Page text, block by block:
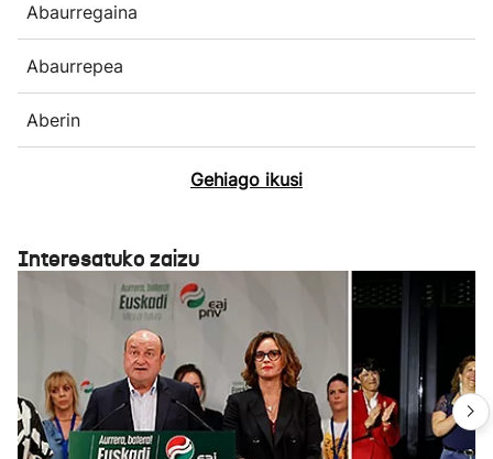
Abaurregaina
Abaurrepea
Aberin
Gehiago ikusi
Interesatuko zaizu